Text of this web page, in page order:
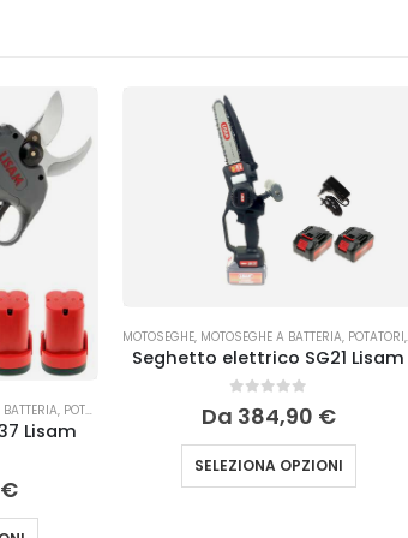
, POTATURA
Lisam
€
MOTOSEGHE, MOTOSEGHE A BATTERIA, POTATORI,
Seghetto elettrico SG21 Lisam
0Su 5
Da 384,90 €
SELEZIONA OPZIONI